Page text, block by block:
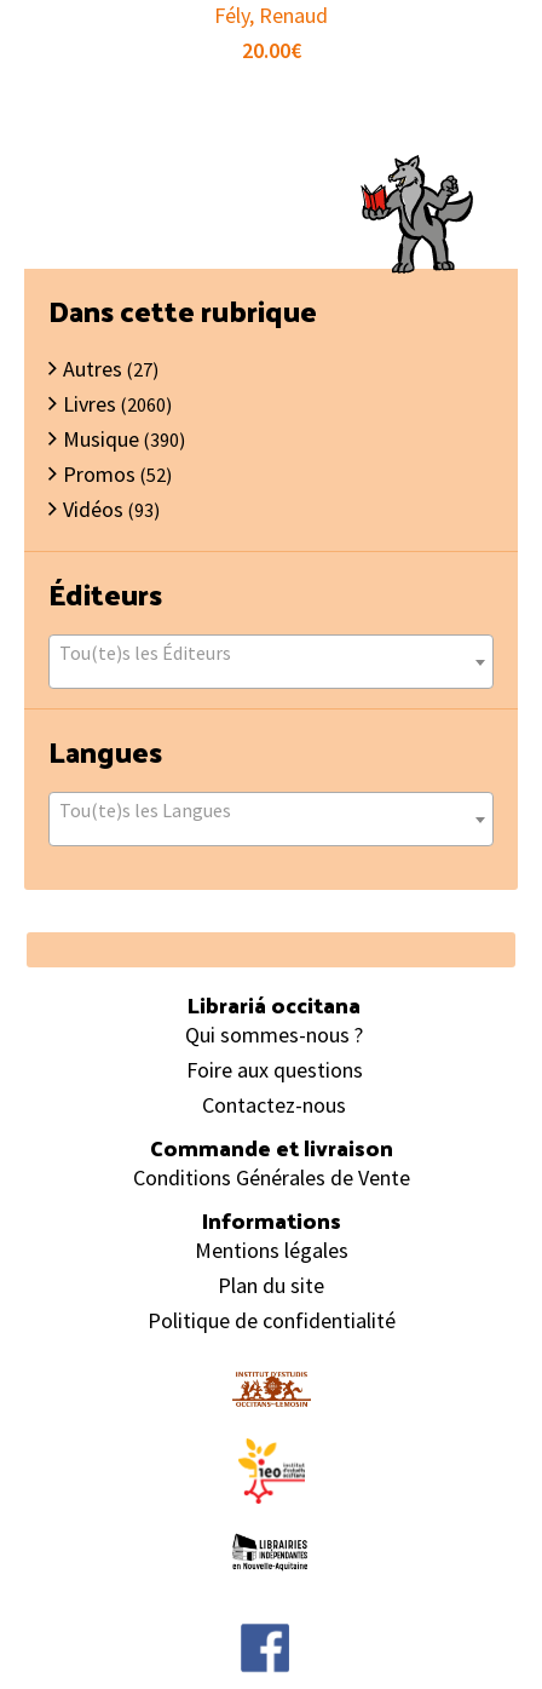
Fély, Renaud
20.00€
Barre
latérale
principale
Dans cette rubrique
Autres (27)
Livres (2060)
Musique (390)
Promos (52)
Vidéos (93)
Éditeurs
Tou(te)s les Éditeurs
Langues
Tou(te)s les Langues
Footer
Librariá occitana
Qui sommes-nous ?
Foire aux questions
Contactez-nous
Commande et livraison
Conditions Générales de Vente
Informations
Mentions légales
Plan du site
Politique de confidentialité